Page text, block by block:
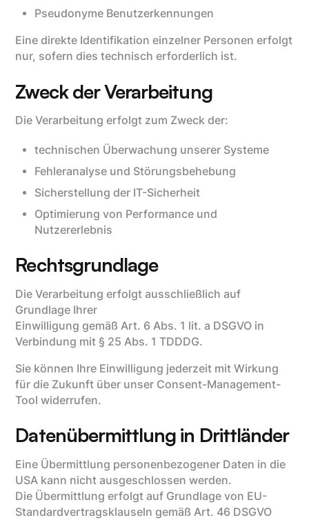
Pseudonyme Benutzerkennungen
Eine direkte Identifikation einzelner Personen erfolgt
nur, sofern dies technisch erforderlich ist.
Zweck der Verarbeitung
Die Verarbeitung erfolgt zum Zweck der:
technischen Überwachung unserer Systeme
Fehleranalyse und Störungsbehebung
Sicherstellung der IT-Sicherheit
Optimierung von Performance und
Nutzererlebnis
Rechtsgrundlage
Die Verarbeitung erfolgt ausschließlich auf
Grundlage Ihrer
Einwilligung gemäß Art. 6 Abs. 1 lit. a DSGVO in
Verbindung mit § 25 Abs. 1 TDDDG.
Sie können Ihre Einwilligung jederzeit mit Wirkung
für die Zukunft über unser Consent-Management-
Tool widerrufen.
Datenübermittlung in Drittländer
Eine Übermittlung personenbezogener Daten in die
USA kann nicht ausgeschlossen werden.
Die Übermittlung erfolgt auf Grundlage von EU-
Standardvertragsklauseln gemäß Art. 46 DSGVO